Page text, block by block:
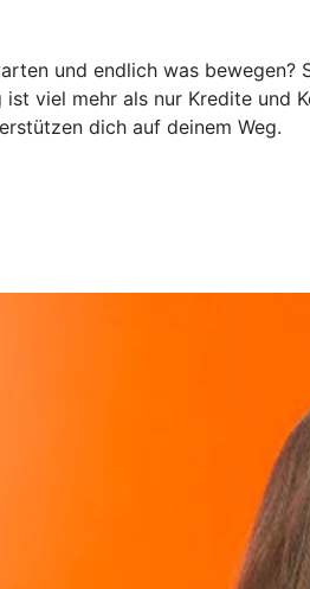
und endlich was
viel mehr als nur Kredite
dich auf deinem Weg.